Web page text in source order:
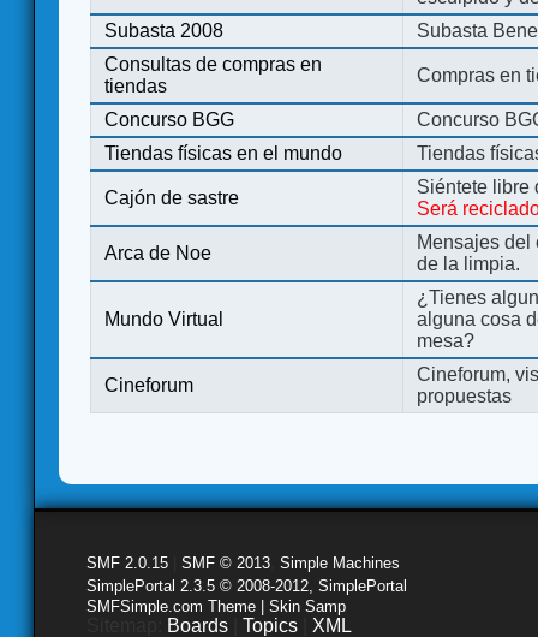
Subasta 2008
Subasta
Consultas de compras en
tiendas
Compras en
Concurso BGG
Concurso
Tiendas físicas en el mundo
Tiendas
Cajón de sastre
Siéntete libre
Será
Arca de Noe
Mensajes del
de la limpia.
Mundo Virtual
¿Tienes
alguna cosa
mesa?
Cineforum
Cineforum,
propuestas
SMF 2.0.15 SMF © 2013 Simple Machines
SimplePortal 2.3.5 © 2008-2012, SimplePortal
SMFSimple.com Theme | Skin Samp
Boards Topics XML